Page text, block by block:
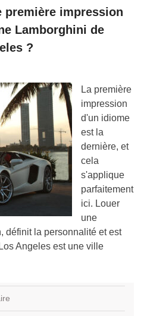
première impression
Lamborghini de
?
La première
impression
d'un idiome
est la
dernière, et
cela
s'applique
parfaitement
ici. Louer
une
définit la personnalité et est
Angeles est une ville